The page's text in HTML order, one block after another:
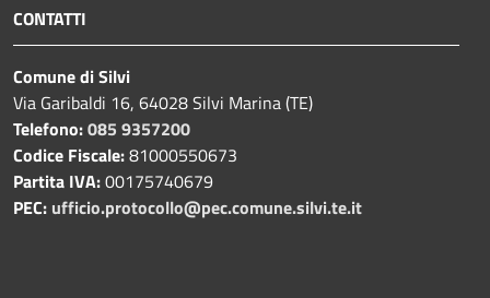
CONTATTI
Comune di Silvi
Via Garibaldi 16, 64028 Silvi Marina (TE)
Telefono:085 9357200
Codice Fiscale:81000550673
Partita IVA:00175740679
PEC: ufficio.protocollo@pec.comune.silvi.te.it